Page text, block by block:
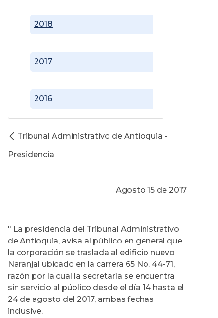
2016
2017
2018
Tribunal Administrativo de Antioquia -
Presidencia
Agosto 15 de 2017
" La presidencia del Tribunal Administrativo
de Antioquia, avisa al público en general que
la corporación se traslada al edificio nuevo
Naranjal ubicado en la carrera 65 No. 44-71,
razón por la cual la secretaría se encuentra
sin servicio al público desde el día 14 hasta el
24 de agosto del 2017, ambas fechas
inclusive.